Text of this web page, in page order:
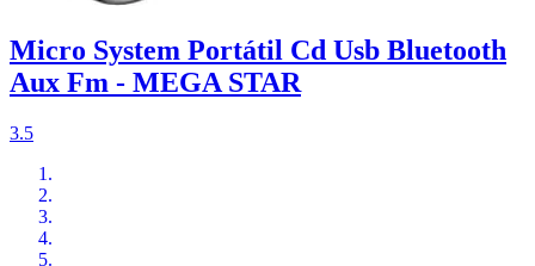
Micro System Portátil Cd Usb Bluetooth
Aux Fm - MEGA STAR
3.5